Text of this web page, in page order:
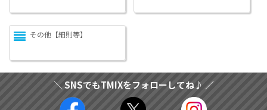
その他【細則等】
＼ SNSでもTMIXをフォローしてね♪ ／